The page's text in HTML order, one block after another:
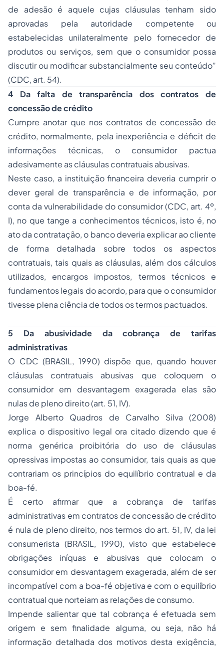
de adesão é aquele cujas cláusulas tenham sido
aprovadas pela autoridade competente ou
estabelecidas unilateralmente pelo fornecedor de
produtos ou serviços, sem que o consumidor possa
discutir ou modificar substancialmente seu conteúdo”
(CDC, art. 54).
4 Da falta de transparência dos contratos de
concessão de crédito
Cumpre anotar que nos contratos de concessão de
crédito, normalmente, pela inexperiência e déficit de
informações técnicas, o consumidor pactua
adesivamente as cláusulas contratuais abusivas.
Neste caso, a instituição financeira deveria cumprir o
dever geral de transparência e de informação, por
conta da vulnerabilidade do consumidor (CDC, art. 4º,
I), no que tange a conhecimentos técnicos, isto é, no
ato da contratação, o banco deveria explicar ao cliente
de forma detalhada sobre todos os aspectos
contratuais, tais quais as cláusulas, além dos cálculos
utilizados, encargos impostos, termos técnicos e
fundamentos legais do acordo, para que o consumidor
tivesse plena ciência de todos os termos pactuados.
5 Da abusividade da cobrança de tarifas
administrativas
O CDC (BRASIL, 1990) dispõe que, quando houver
cláusulas contratuais abusivas que coloquem o
consumidor em desvantagem exagerada elas são
nulas de pleno direito (art. 51, IV).
Jorge Alberto Quadros de Carvalho Silva (2008)
explica o dispositivo legal ora citado dizendo que é
norma genérica proibitória do uso de cláusulas
opressivas impostas ao consumidor, tais quais as que
contrariam os princípios do equilíbrio contratual e da
boa-fé.
É certo afirmar que a cobrança de tarifas
administrativas em contratos de concessão de crédito
é nula de pleno direito, nos termos do art. 51, IV, da lei
consumerista (BRASIL, 1990), visto que estabelece
obrigações iníquas e abusivas que colocam o
consumidor em desvantagem exagerada, além de ser
incompatível com a boa-fé objetiva e com o equilíbrio
contratual que norteiam as relações de consumo.
Impende salientar que tal cobrança é efetuada sem
origem e sem finalidade alguma, ou seja, não há
informação detalhada dos motivos desta exigência,